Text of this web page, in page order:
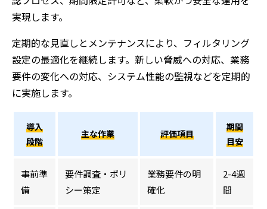
実現します。
定期的な見直しとメンテナンスにより、フィルタリング
設定の最適化を継続します。新しい脅威への対応、業務
要件の変化への対応、システム性能の監視などを定期的
に実施します。
導入
段階
主な作業 評価項目
期間
目安
事前準
備
要件調査・ポリ
シー策定
業務要件の明
確化
2-4週
間